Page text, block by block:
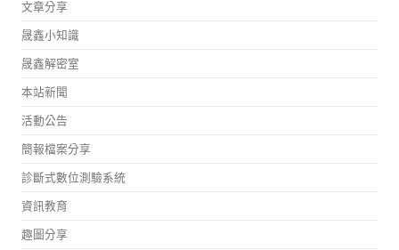
文章分享
晟鑫小知識
晟鑫解密室
本站新聞
活動公告
簡報檔案分享
診斷式數位測驗系統
資訊教育
趣圖分享